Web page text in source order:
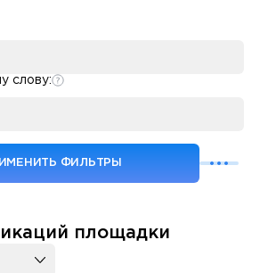
слову:
ФИЛЬТРЫ
площадки